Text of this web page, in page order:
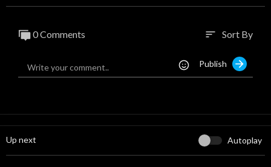
0 Comments sort Sort By
Publish
Up next Autoplay